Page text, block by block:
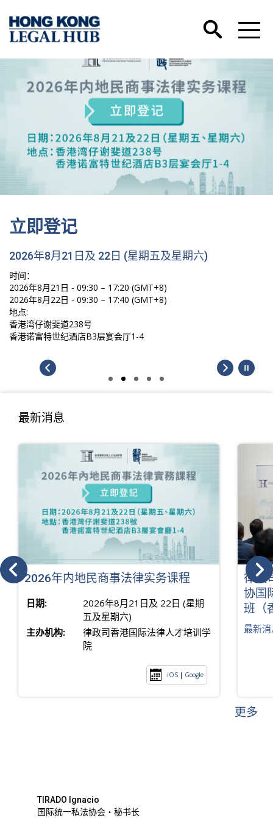
立即登记
2026年8月21日及 22日 (星期五及星期六)
时间：
2026年8月21日 - 09:30 – 17:20 (GMT+8)
2026年8月22日 - 09:30 – 17:40 (GMT+8)
地点:
香港湾仔谢斐道238号
香港诺富特世纪酒店B3层宴会厅1-4
最新消息
2026年内地民商事法律实务课程
日期:
2026年8月21日及 22日 (星期
五及星期六)
主办机构:
律政司香港国际法律人才培训学
院
iOS | Google
律政
协国
班（
最新
更多
TIRADO Ignacio
国际统一私法协会・秘书长